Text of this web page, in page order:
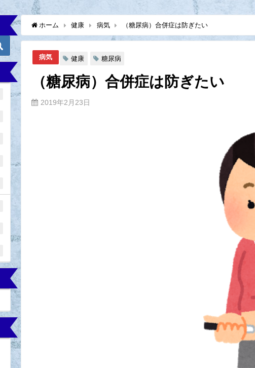
ホーム 健康 病気 （糖尿病）合併症は防ぎたい
病気 健康 糖尿病
（糖尿病）合併症は防ぎたい
2019年2月23日